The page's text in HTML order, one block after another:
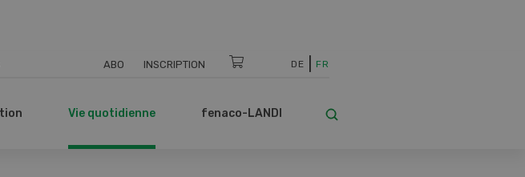
ABO INSCRIPTION DE FR
Vie quotidienne fenaco-LANDI